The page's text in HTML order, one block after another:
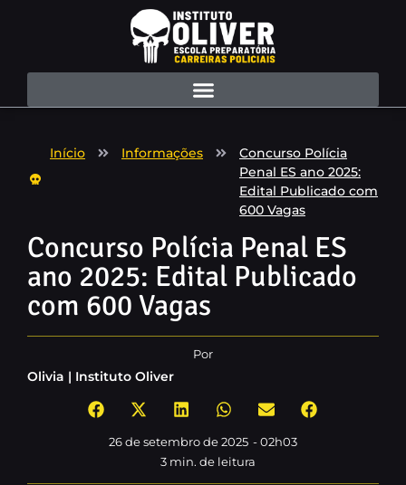
Início Informações
Concurso Polícia
Penal ES ano 2025:
Edital Publicado com
600 Vagas
Concurso Polícia Penal ES
ano 2025: Edital Publicado
com 600 Vagas
Por
Olivia | Instituto Oliver
26 de setembro de 2025 - 02h03
3 min. de leitura